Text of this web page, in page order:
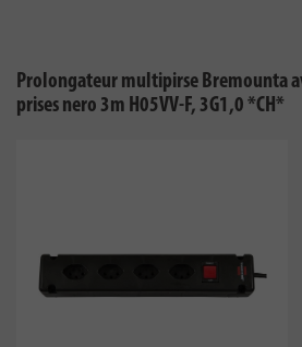
Prolongateur multipirse Bremounta
prises nero 3m H05VV-F, 3G1,0 *CH*